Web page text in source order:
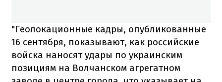
"Геолокационные кадры, опубликованные
16 сентября, показывают, как российские
войска наносят удары по украинским
позициям на Волчанском агрегатном